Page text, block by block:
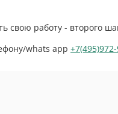
работу - второго
whats app